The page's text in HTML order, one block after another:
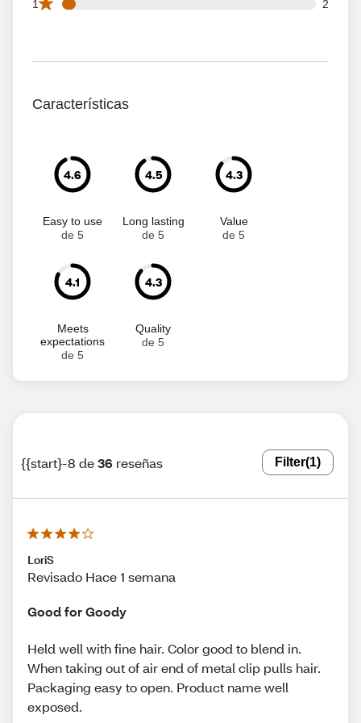
1 2
Características
4.6
Easy to use
de 5
4.5
Long lasting
de 5
4.3
Value
de 5
4.1
Meets
expectations
de 5
4.3
Quality
de 5
{{start}-8 de36 reseñas Filter(1)
LoriS
Revisado Hace 1 semana
Good for Goody
Held well with fine hair. Color good to blend in.
When taking out of air end of metal clip pulls hair.
Packaging easy to open. Product name well
exposed.